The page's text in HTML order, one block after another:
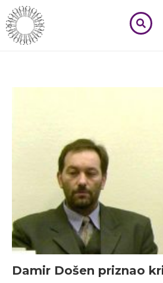
Damir Došen priznao